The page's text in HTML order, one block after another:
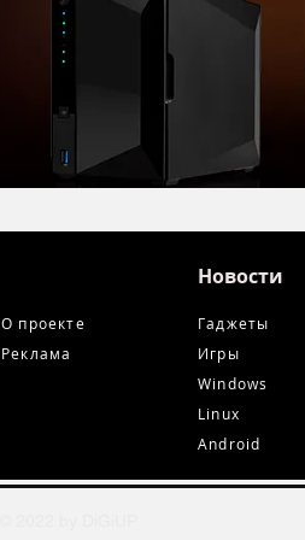
О проекте
Реклама
Новости
Гаджеты
Игры
Windows
Linux
Android